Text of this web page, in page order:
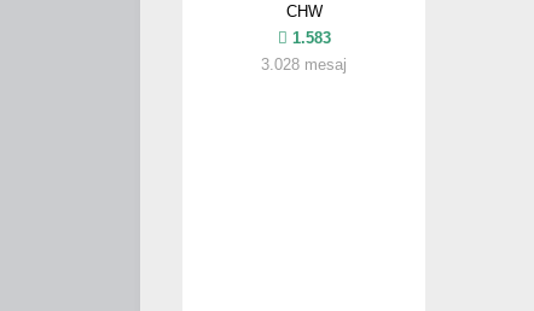
CHW
1.583
3.028 mesaj